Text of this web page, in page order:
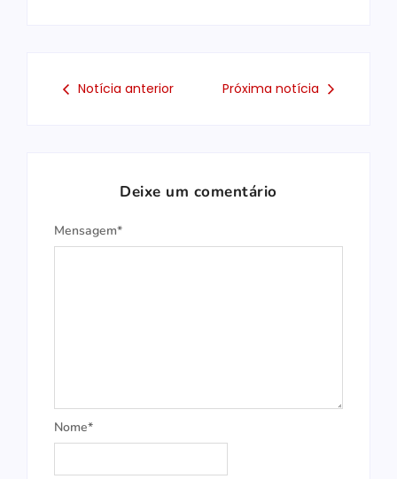
Notícia anterior Próxima notícia
Deixe um comentário
Mensagem*
Nome*